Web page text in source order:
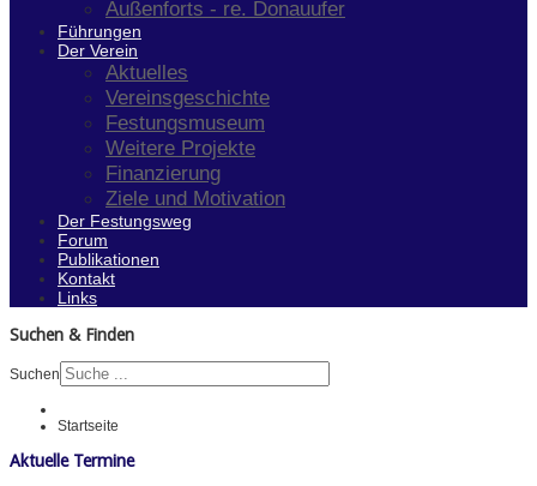
Außenforts - re. Donauufer
Führungen
Der Verein
Aktuelles
Vereinsgeschichte
Festungsmuseum
Weitere Projekte
Finanzierung
Ziele und Motivation
Der Festungsweg
Forum
Publikationen
Kontakt
Links
Suchen & Finden
Suchen
Startseite
Aktuelle Termine